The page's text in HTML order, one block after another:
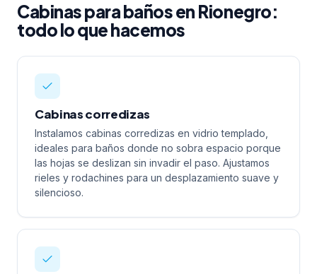
Cabinas para baños en Rionegro:
todo lo que hacemos
Cabinas corredizas
Instalamos cabinas corredizas en vidrio templado,
ideales para baños donde no sobra espacio porque
las hojas se deslizan sin invadir el paso. Ajustamos
rieles y rodachines para un desplazamiento suave y
silencioso.